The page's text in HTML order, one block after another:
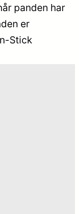
panden har
er
Stick